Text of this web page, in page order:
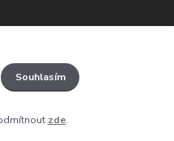
autorským zákonem č. 121/2000
Eshop-rychle.cz
Souhlasím
zde.